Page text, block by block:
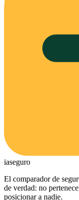
iaseguro
El comparador de
de verdad: no
posicionar a nadie.